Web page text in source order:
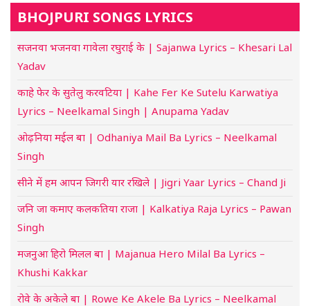
BHOJPURI SONGS LYRICS
सजनवा भजनवा गावेला रघुराई के | Sajanwa Lyrics – Khesari Lal
Yadav
काहे फेर के सुतेलु करवटिया | Kahe Fer Ke Sutelu Karwatiya
Lyrics – Neelkamal Singh | Anupama Yadav
ओढ़निया मईल बा | Odhaniya Mail Ba Lyrics – Neelkamal
Singh
सीने में हम आपन जिगरी यार रखिले | Jigri Yaar Lyrics – Chand Ji
जनि जा कमाए कलकतिया राजा | Kalkatiya Raja Lyrics – Pawan
Singh
मजनुआ हिरो मिलल बा | Majanua Hero Milal Ba Lyrics –
Khushi Kakkar
रोवे के अकेले बा | Rowe Ke Akele Ba Lyrics – Neelkamal